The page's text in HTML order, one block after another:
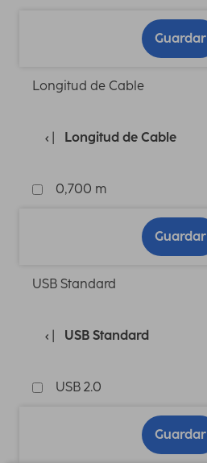
Guardar
Longitud de Cable
Longitud de Cable
0,700 m
Guardar
USB Standard
USB Standard
USB 2.0
Guardar